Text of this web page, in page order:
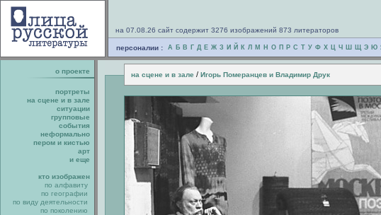
на 07.08.26 сайт содержит 3276 изображений 873 литераторов
персоналии : А Б В Г Д Е Ж З И Й К Л М Н О П Р С Т У Ф Х Ц Ч Ш Щ Э Ю
о проекте на сцене и в зале / Игорь Померанцев и Владимир Друк
портреты
на сцене и в зале
ситуации
групповые
события
неформально
пером и кистью
арт
и еще
кто изображен
по алфавиту
по географии
по виду деятельности
по поколению